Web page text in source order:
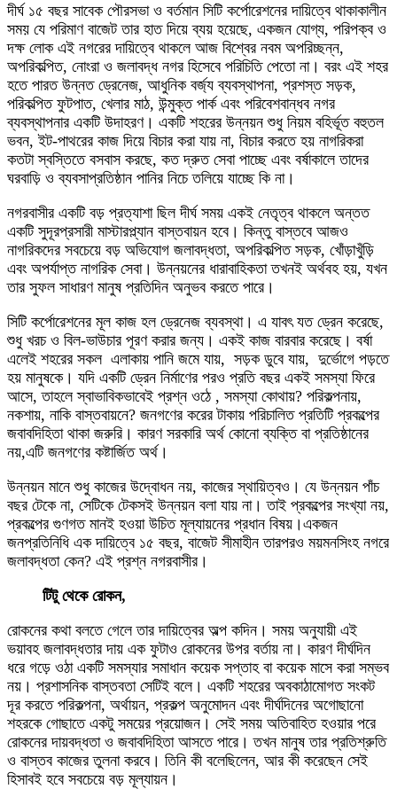
দীর্ঘ ১৫ বছর সাবেক পৌরসভা ও বর্তমান সিটি কর্পোরেশনের দায়িত্বে থাকাকালীন
সময় যে পরিমাণ বাজেট তার হাত দিয়ে ব্যয় হয়েছে, একজন যোগ্য, পরিপক্ব ও
দক্ষ লোক এই নগরের দায়িত্বে থাকলে আজ বিশ্বের নবম অপরিচ্ছন্ন,
অপরিকল্পিত, নোংরা ও জলাবদ্ধ নগর হিসেবে পরিচিতি পেতো না। বরং এই শহর
হতে পারত উন্নত ড্রেনেজ, আধুনিক বর্জ্য ব্যবস্থাপনা, প্রশস্ত সড়ক,
পরিকল্পিত ফুটপাত, খেলার মাঠ, উন্মুক্ত পার্ক এবং পরিবেশবান্ধব নগর
ব্যবস্থাপনার একটি উদাহরণ। একটি শহরের উন্নয়ন শুধু নিয়ম বহির্ভূত বহুতল
ভবন, ইট-পাথরের কাজ দিয়ে বিচার করা যায় না, বিচার করতে হয় নাগরিকরা
কতটা স্বস্তিতে বসবাস করছে, কত দ্রুত সেবা পাচ্ছে এবং বর্ষাকালে তাদের
ঘরবাড়ি ও ব্যবসাপ্রতিষ্ঠান পানির নিচে তলিয়ে যাচ্ছে কি না।
নগরবাসীর একটি বড় প্রত্যাশা ছিল দীর্ঘ সময় একই নেতৃত্ব থাকলে অন্তত
একটি সুদূরপ্রসারী মাস্টারপ্ল্যান বাস্তবায়ন হবে। কিন্তু বাস্তবে আজও
নাগরিকদের সবচেয়ে বড় অভিযোগ জলাবদ্ধতা, অপরিকল্পিত সড়ক, খোঁড়াখুঁড়ি
এবং অপর্যাপ্ত নাগরিক সেবা। উন্নয়নের ধারাবাহিকতা তখনই অর্থবহ হয়, যখন
তার সুফল সাধারণ মানুষ প্রতিদিন অনুভব করতে পারে।
সিটি কর্পোরেশনের মূল কাজ হল ড্রেনেজ ব্যবস্থা। এ যাবৎ যত ড্রেন করেছে,
শুধু খরচ ও বিল-ভাউচার পূরণ করার জন্য। একই কাজ বারবার করেছে। বর্ষা
এলেই শহরের সকল এলাকায় পানি জমে যায়, সড়ক ডুবে যায়, দুর্ভোগে পড়তে
হয় মানুষকে। যদি একটি ড্রেন নির্মাণের পরও প্রতি বছর একই সমস্যা ফিরে
আসে, তাহলে স্বাভাবিকভাবেই প্রশ্ন ওঠে , সমস্যা কোথায়? পরিকল্পনায়,
নকশায়, নাকি বাস্তবায়নে? জনগণের করের টাকায় পরিচালিত প্রতিটি প্রকল্পের
জবাবদিহিতা থাকা জরুরি। কারণ সরকারি অর্থ কোনো ব্যক্তি বা প্রতিষ্ঠানের
নয়,এটি জনগণের কষ্টার্জিত অর্থ।
উন্নয়ন মানে শুধু কাজের উদ্বোধন নয়, কাজের স্থায়িত্বও। যে উন্নয়ন পাঁচ
বছর টেকে না, সেটিকে টেকসই উন্নয়ন বলা যায় না। তাই প্রকল্পের সংখ্যা নয়,
প্রকল্পের গুণগত মানই হওয়া উচিত মূল্যায়নের প্রধান বিষয়।একজন
জনপ্রতিনিধি এক দায়িত্বে ১৫ বছর, বাজেট সীমাহীন তারপরও ময়মনসিংহ নগরে
জলাবদ্ধতা কেন? এই প্রশ্ন নগরবাসীর।
টিটু থেকে রোকন,
রোকনের কথা বলতে গেলে তার দায়িত্বের অল্প কদিন। সময় অনুযায়ী এই
ভয়াবহ জলাবদ্ধতার দায় এক ফুটাও রোকনের উপর বর্তায় না। কারণ দীর্ঘদিন
ধরে গড়ে ওঠা একটি সমস্যার সমাধান কয়েক সপ্তাহ বা কয়েক মাসে করা সম্ভব
নয়। প্রশাসনিক বাস্তবতা সেটিই বলে। একটি শহরের অবকাঠামোগত সংকট
দূর করতে পরিকল্পনা, অর্থায়ন, প্রকল্প অনুমোদন এবং দীর্ঘদিনের অগোছানো
শহরকে গোছাতে একটু সময়ের প্রয়োজন। সেই সময় অতিবাহিত হওয়ার পরে
রোকনের দায়বদ্ধতা ও জবাবদিহিতা আসতে পারে। তখন মানুষ তার প্রতিশ্রুতি
ও বাস্তব কাজের তুলনা করবে। তিনি কী বলেছিলেন, আর কী করেছেন সেই
হিসাবই হবে সবচেয়ে বড় মূল্যায়ন।